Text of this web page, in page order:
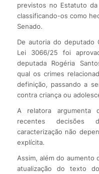
previstos no Estatuto
classificando-os como
Senado.
De autoria do deputado
Lei 3066/25 foi
deputada Rogéria
qual os crimes
definição, passando a
contra criança ou
A relatora argumenta
recentes decisões
caracterização não
explícita.
Assim, além do aumento
atualização do texto